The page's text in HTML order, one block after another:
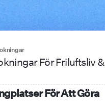
För Friluftsliv &
För Att Göra